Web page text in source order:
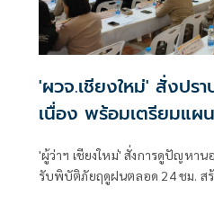
'ผวจ.เชียงใหม่' สั่งปร
เนื่อง พร้อมเตรียมแ
'ผู้ว่าฯ เชียงใหม่' สั่งการดูปัญหา
รับพิบัติภัยฤดูฝนตลอด 24 ชม. สร้